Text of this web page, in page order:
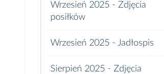
Wrzesień 2025 - Zdjęcia
posiłków
Wrzesień 2025 - Jadłospis
Sierpień 2025 - Zdjęcia